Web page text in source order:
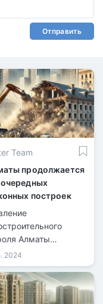
Отправить
Team
продолжается
построек
Алматы
снос
построек,
с
Очередная
2024